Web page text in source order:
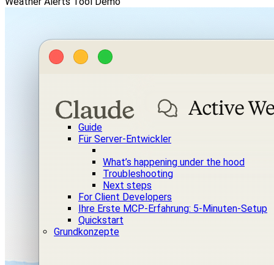
Guide
Für Server-Entwickler
What’s happening under the hood
Troubleshooting
Next steps
For Client Developers
Ihre Erste MCP-Erfahrung: 5-Minuten-Setup
Quickstart
Grundkonzepte